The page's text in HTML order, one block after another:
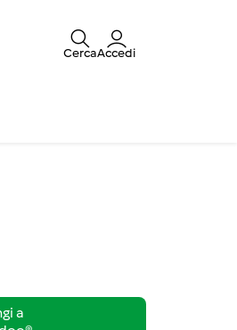
CercaAccedi